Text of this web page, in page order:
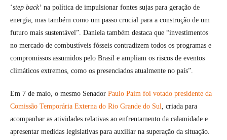
‘step back’ na política de impulsionar fontes sujas para geração de
energia, mas também como um passo crucial para a construção de um
futuro mais sustentável”. Daniela também destaca que “investimentos
no mercado de combustíveis fósseis contradizem todos os programas e
compromissos assumidos pelo Brasil e ampliam os riscos de eventos
climáticos extremos, como os presenciados atualmente no país”.
Em 7 de maio, o mesmo Senador Paulo Paim foi votado presidente da
Comissão Temporária Externa do Rio Grande do Sul
, criada para
acompanhar as atividades relativas ao enfrentamento da calamidade e
apresentar medidas legislativas para auxiliar na superação da situação.